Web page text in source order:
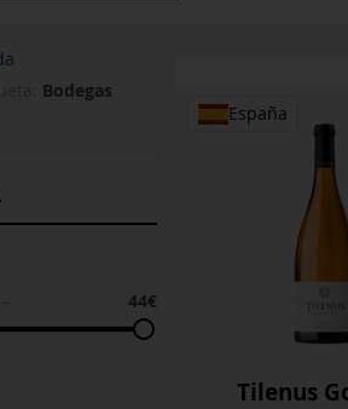
España
Tilenus
Bodegas
44€